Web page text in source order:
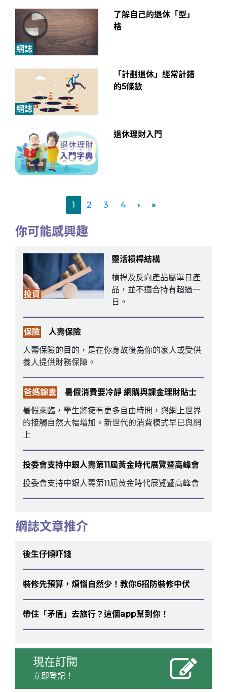
網誌
了解自己的退休「型」
格
網誌
「計劃退休」經常計錯
的5條數
退休理財入門
1 2 3 4 › »
你可能感興趣
投資
靈活槓桿結構
槓桿及反向產品屬單日產
品，並不適合持有超過一
日。
保險
人壽保險
人壽保險的目的，是在你身故後為你的家人或受供
養人提供財務保障。
爸媽錦囊
暑假消費要冷靜 網購與課金理財貼士
暑假來臨，學生將擁有更多自由時間，與網上世界
的接觸自然大幅增加。新世代的消費模式早已與網
上
投委會支持中銀人壽第11屆黃金時代展覽暨高峰會
投委會支持中銀人壽第11屆黃金時代展覽暨高峰會
網誌文章推介
後生仔傾吓錢
裝修先預算，煩惱自然少！教你6招防裝修中伏
帶住「矛盾」去旅行？這個app幫到你！
現在訂閱
立即登記！